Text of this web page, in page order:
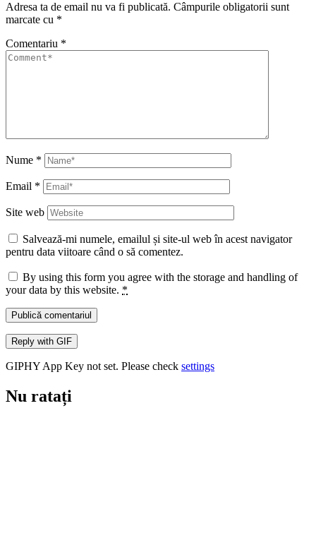
Adresa ta de email nu va fi publicată. Câmpurile obligatorii sunt
marcate cu *
Comentariu *
Nume *
Email *
Site web
Salvează-mi numele, emailul și site-ul web în acest navigator
pentru data viitoare când o să comentez.
By using this form you agree with the storage and handling of
your data by this website. *
Publică comentariul
Reply with GIF
GIPHY App Key not set. Please check settings
Nu ratați